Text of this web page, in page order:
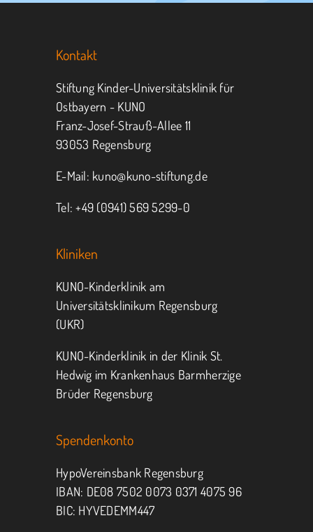
Sie KUNO.
Jeder kann helfen.
MITMACHEN SPENDEN
Kontakt
Stiftung Kinder-Universitätsklinik für
Ostbayern - KUNO
Franz-Josef-Strauß-Allee 11
93053 Regensburg
E-Mail: kuno@kuno-stiftung.de
Tel: +49 (0941) 569 5299-0
Kliniken
KUNO-Kinderklinik am
Universitätsklinikum Regensburg
(UKR)
KUNO-Kinderklinik in der Klinik St.
Hedwig im Krankenhaus Barmherzige
Brüder Regensburg
Spendenkonto
HypoVereinsbank Regensburg
IBAN: DE08 7502 0073 0371 4075 96
BIC: HYVEDEMM447